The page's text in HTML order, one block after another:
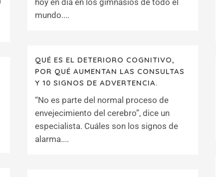
hoy en día en los gimnasios de todo el
mundo....
QUÉ ES EL DETERIORO COGNITIVO,
POR QUÉ AUMENTAN LAS CONSULTAS
Y 10 SIGNOS DE ADVERTENCIA.
“No es parte del normal proceso de
envejecimiento del cerebro”, dice un
especialista. Cuáles son los signos de
alarma....